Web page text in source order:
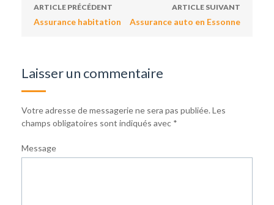
ARTICLE PRÉCÉDENT
Assurance habitation
ARTICLE SUIVANT
Assurance auto en Essonne
Laisser un commentaire
Votre adresse de messagerie ne sera pas publiée.Les
champs obligatoires sont indiqués avec *
Message